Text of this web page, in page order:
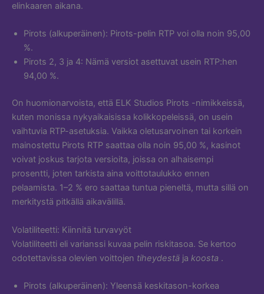
elinkaaren aikana.
Pirots (alkuperäinen): Pirots-pelin RTP voi olla noin 95,00
%.
Pirots 2, 3 ja 4: Nämä versiot asettuvat usein RTP:hen
94,00 %.
On huomionarvoista, että ELK Studios Pirots -nimikkeissä,
kuten monissa nykyaikaisissa kolikkopeleissä, on usein
vaihtuvia RTP-asetuksia. Vaikka oletusarvoinen tai korkein
mainostettu Pirots RTP saattaa olla noin 95,00 %, kasinot
voivat joskus tarjota versioita, joissa on alhaisempi
prosentti, joten tarkista aina voittotaulukko ennen
pelaamista. 1–2 % ero saattaa tuntua pieneltä, mutta sillä on
merkitystä pitkällä aikavälillä.
Volatiliteetti: Kiinnitä turvavyöt
Volatiliteetti eli varianssi kuvaa pelin riskitasoa. Se kertoo
odotettavissa olevien voittojen tiheydestä ja koosta .
Pirots (alkuperäinen): Yleensä keskitason-korkea